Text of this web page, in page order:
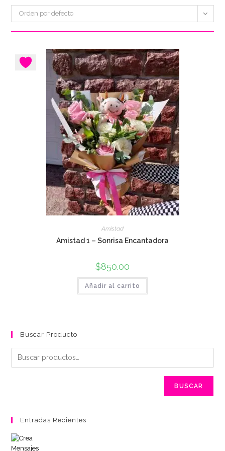
Orden por defecto
Amistad
Amistad 1 – Sonrisa Encantadora
$850.00
Añadir al carrito
Buscar Producto
BUSCAR
Entradas Recientes